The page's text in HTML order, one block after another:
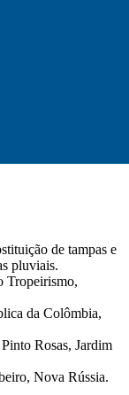
de tampas e
pluviais.
Tropeirismo,
da Colômbia,
Rosas, Jardim
Nova Rússia.